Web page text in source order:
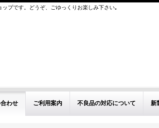
プです。どうぞ、ごゆっくりお楽しみ下さい｡
わせ ご利用案内 不良品の対応について 新